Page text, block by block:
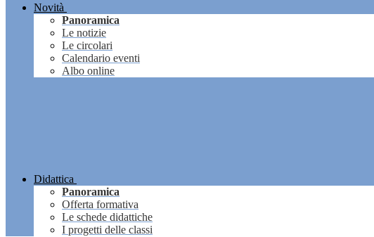
Novità
Panoramica
Le notizie
Le circolari
Calendario eventi
Albo online
Didattica
Panoramica
Offerta formativa
Le schede didattiche
I progetti delle classi